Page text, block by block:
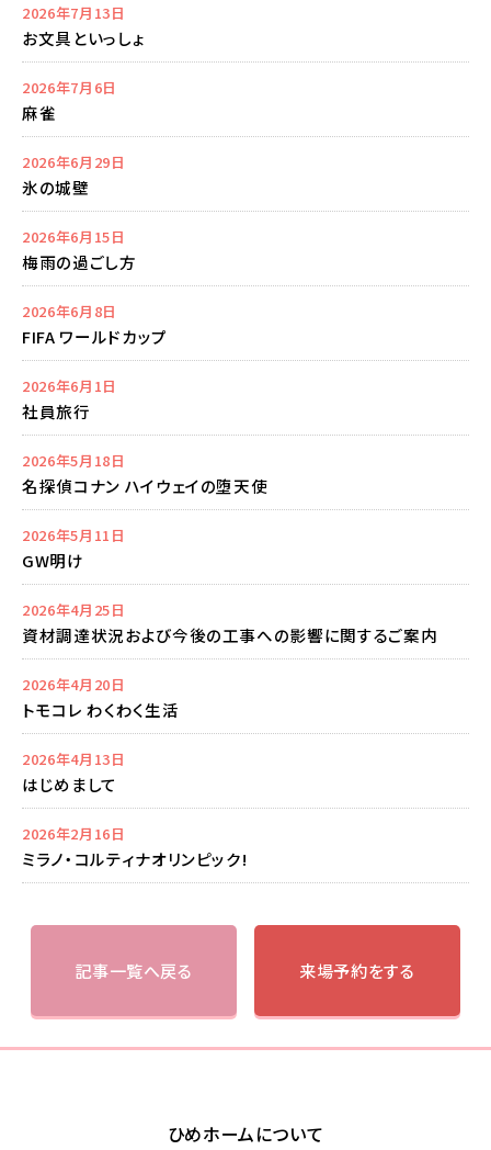
2026年7月13日
お文具といっしょ
2026年7月6日
麻雀
2026年6月29日
氷の城壁
2026年6月15日
梅雨の過ごし方
2026年6月8日
FIFA ワールドカップ
2026年6月1日
社員旅行
2026年5月18日
名探偵コナン ハイウェイの堕天使
2026年5月11日
GW明け
2026年4月25日
資材調達状況および今後の工事への影響に関するご案内
2026年4月20日
トモコレ わくわく生活
2026年4月13日
はじめまして
2026年2月16日
ミラノ・コルティナオリンピック!
記事一覧へ戻る 来場予約をする
ひめホームについて